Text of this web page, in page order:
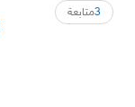
3متابعة